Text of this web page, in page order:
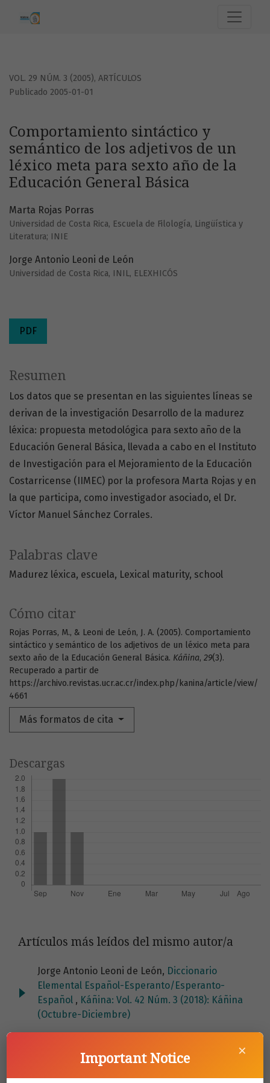
VOL. 29 NÚM. 3 (2005), ARTÍCULOS
Comportamiento sintáctico y
semántico de los adjetivos de un
léxico meta para sexto año de la
Educación General Básica
Publicado 2005-01-01
Marta Rojas Porras
Universidad de Costa Rica, Escuela de Filología, Lingüística y
Literatura; INIE
Jorge Antonio Leoni de León
Universidad de Costa Rica, INIL, ELEXHICÓS
PDF
Palabras clave
Madurez léxica escuela Lexical maturity school
Cómo citar
Rojas Porras, M., & Leoni de León, J. A. (2005). Comportamiento
sintáctico y semántico de los adjetivos de un léxico meta para
sexto año de la Educación General Básica. Káñina, 29(3).
Recuperado a partir de
https://archivo.revistas.ucr.ac.cr/index.php/kanina/article/view/
4661
Más formatos de cita
Resumen
Los datos que se presentan en las siguientes líneas se
derivan de la investigación Desarrollo de la madurez
léxica: propuesta metodológica para sexto año de la
Educación General Básica, llevada a cabo en el Instituto
de Investigación para el Mejoramiento de la Educación
Costarricense (IIMEC) por la profesora Marta Rojas y en
la que participa, como investigador asociado, el Dr.
Víctor Manuel Sánchez Corrales.
Descargas
Artículos más leídos del mismo autor/a
Jorge Antonio Leoni de León, Diccionario
Elemental Español-Esperanto/Esperanto-
Español , Káñina: Vol. 42 Núm. 3 (2018): Káñina
(Octubre-Diciembre)
Hernández, Édgar Casasola Murillo, Jorge
×
Important Notice